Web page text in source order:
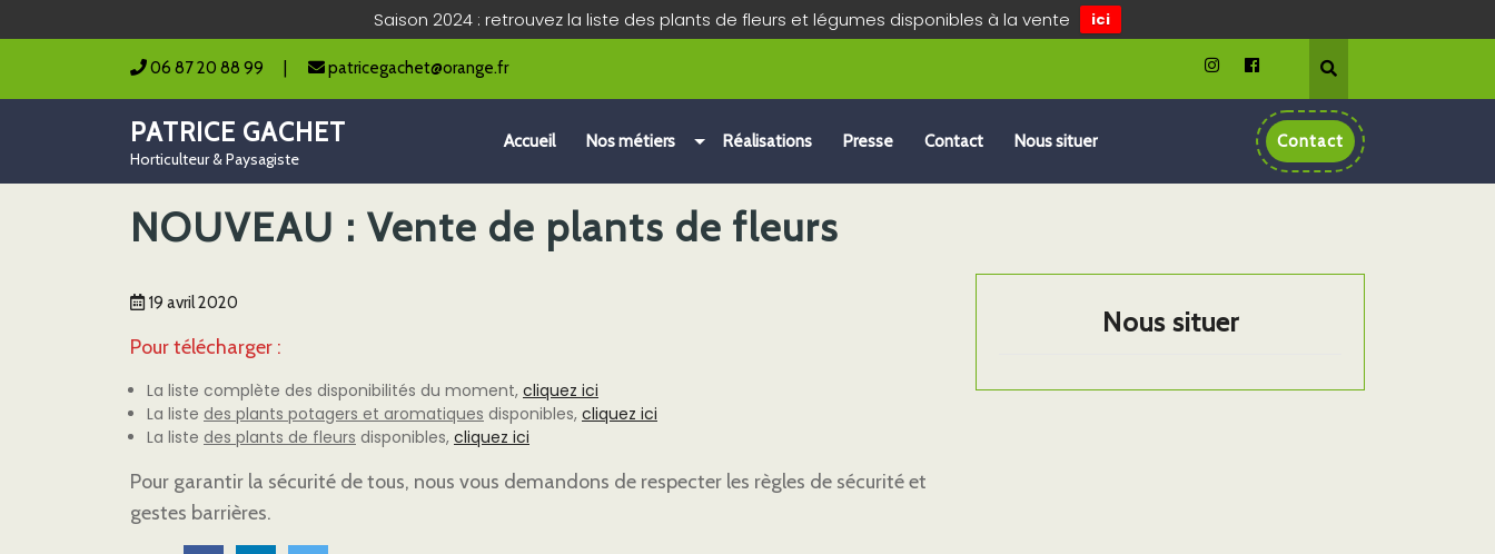
Saison 2024 : retrouvez la liste des plants de fleurs et légumes disponibles à la vente ici
06 87 20 88 99 patricegachet@orange.fr
PATRICE GACHET
Horticulteur & Paysagiste
Accueil Nos métiers Réalisations Presse Contact Nous situer Contact
NOUVEAU : Vente de plants de fleurs
19 avril 2020
Pour télécharger :
La liste complète des disponibilités du moment, cliquez ici
La liste des plants potagers et aromatiques disponibles, cliquez ici
La liste des plants de fleurs disponibles, cliquez ici
Pour garantir la sécurité de tous, nous vous demandons de respecter les règles de sécurité et
gestes barrières.
Nous situer